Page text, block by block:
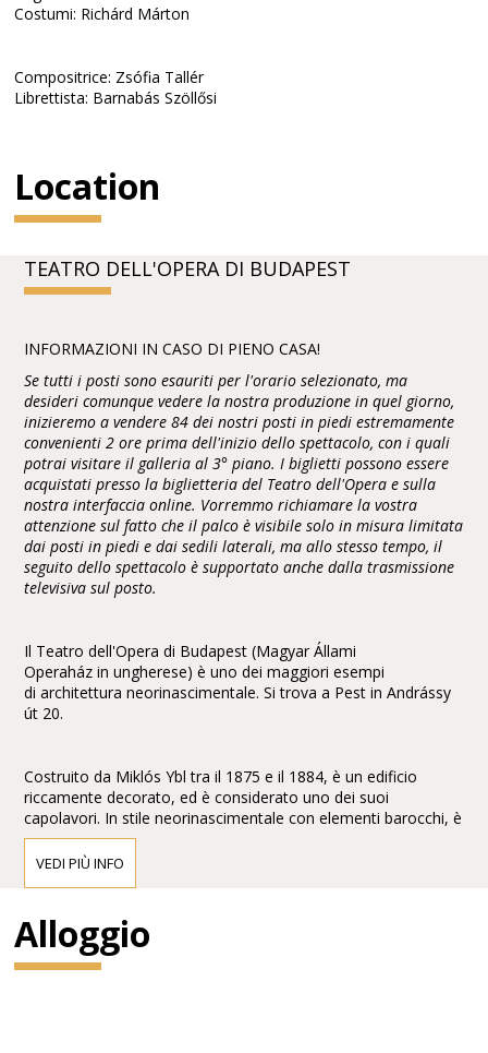
Costumi: Richárd Márton
Compositrice: Zsófia Tallér
Librettista: Barnabás Szöllősi
Location
TEATRO DELL'OPERA DI BUDAPEST
INFORMAZIONI IN CASO DI PIENO CASA!
Se tutti i posti sono esauriti per l'orario selezionato, ma
desideri comunque vedere la nostra produzione in quel giorno,
inizieremo a vendere 84 dei nostri posti in piedi estremamente
convenienti 2 ore prima dell'inizio dello spettacolo, con i quali
potrai visitare il galleria al 3° piano. I biglietti possono essere
acquistati presso la biglietteria del Teatro dell'Opera e sulla
nostra interfaccia online. Vorremmo richiamare la vostra
attenzione sul fatto che il palco è visibile solo in misura limitata
dai posti in piedi e dai sedili laterali, ma allo stesso tempo, il
seguito dello spettacolo è supportato anche dalla trasmissione
televisiva sul posto.
Il Teatro dell'Opera di Budapest (Magyar Állami
Operaház in ungherese) è uno dei maggiori esempi
di architettura neorinascimentale. Si trova a Pest in Andrássy
út 20.
Costruito da Miklós Ybl tra il 1875 e il 1884, è un edificio
riccamente decorato, ed è considerato uno dei suoi
capolavori. In stile neorinascimentale con elementi barocchi, è
arricchito con affreschi e sculture di Bertalan Székely,Mór
Than e Károly Lotz.
Di fronte alla facciata vi sono le statue di Ferenc Erkel,
compositore dell'inno nazionale, e del compositore
classicoFranz Liszt, entrambe di Alajos Stróbl.
VEDI PIÙ INFO
Alloggio